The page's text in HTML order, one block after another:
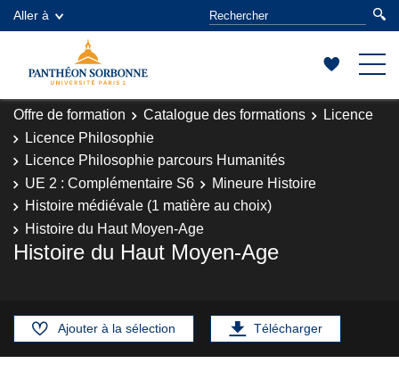
Aller à
Offre de formation Catalogue des formations
Licence
Licence Philosophie
Licence Philosophie parcours Humanités
UE 2 : Complémentaire S6
Mineure Histoire
Histoire médiévale (1 matière au choix)
Histoire du Haut Moyen-Age
Histoire du Haut Moyen-Age
Ajouter à la sélection Télécharger